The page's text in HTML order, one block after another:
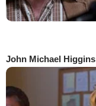
John Michael Higgins